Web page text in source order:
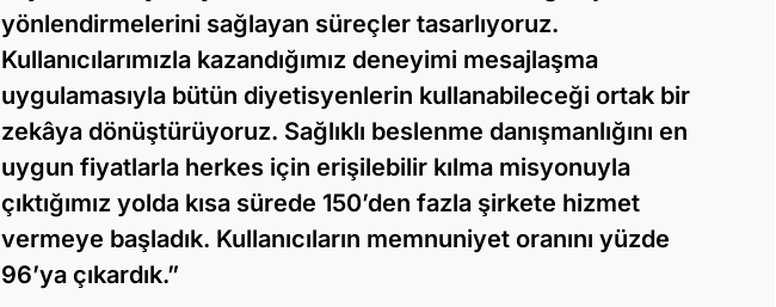
yönlendirmelerini sağlayan süreçler tasarlıyoruz.
Kullanıcılarımızla kazandığımız deneyimi mesajlaşma
uygulamasıyla bütün diyetisyenlerin kullanabileceği ortak bir
zekâya dönüştürüyoruz. Sağlıklı beslenme danışmanlığını en
uygun fiyatlarla herkes için erişilebilir kılma misyonuyla
çıktığımız yolda kısa sürede 150’den fazla şirkete hizmet
vermeye başladık. Kullanıcıların memnuniyet oranını yüzde
96’ya çıkardık.”